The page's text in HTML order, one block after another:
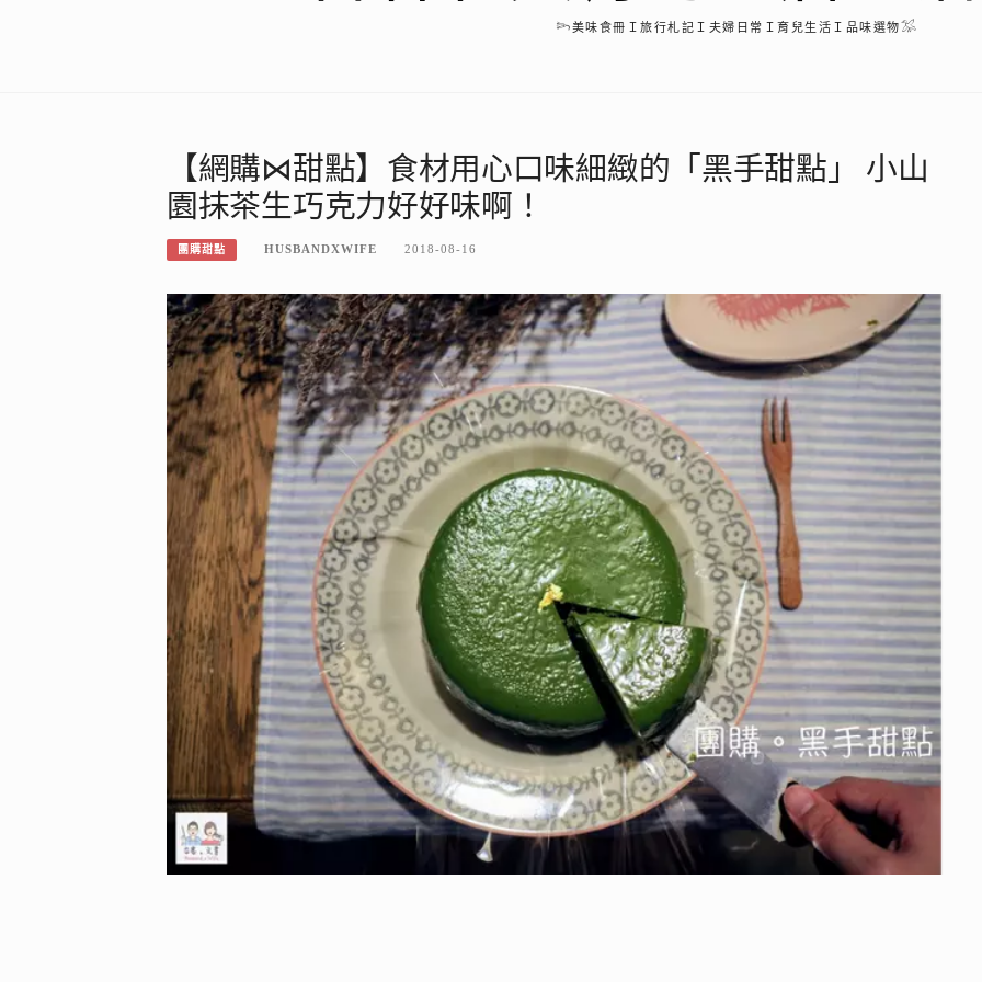
𓆸美味食冊Ｉ旅行札記Ｉ夫婦日常Ｉ育兒生活Ｉ品味選物𓅮
【網購⋈甜點】食材用心口味細緻的「黑手甜點」 小山
園抹茶生巧克力好好味啊！
團購甜點 HUSBANDXWIFE 2018-08-16